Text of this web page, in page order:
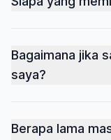
Bagaimana jika
saya?
Berapa lama